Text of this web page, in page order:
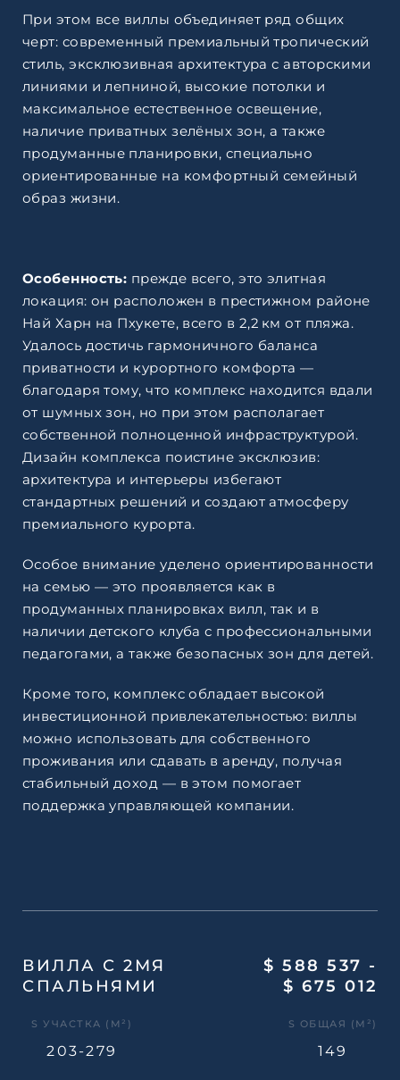
При этом все виллы объединяет ряд общих
черт: современный премиальный тропический
стиль, эксклюзивная архитектура с авторскими
линиями и лепниной, высокие потолки и
максимальное естественное освещение,
наличие приватных зелёных зон, а также
продуманные планировки, специально
ориентированные на комфортный семейный
образ жизни.
Особенность: прежде всего, это элитная
локация: он расположен в престижном районе
Най Харн на Пхукете, всего в 2,2 км от пляжа.
Удалось достичь гармоничного баланса
приватности и курортного комфорта —
благодаря тому, что комплекс находится вдали
от шумных зон, но при этом располагает
собственной полноценной инфраструктурой.
Дизайн комплекса поистине эксклюзив:
архитектура и интерьеры избегают
стандартных решений и создают атмосферу
премиального курорта.
Особое внимание уделено ориентированности
на семью — это проявляется как в
продуманных планировках вилл, так и в
наличии детского клуба с профессиональными
педагогами, а также безопасных зон для детей.
Кроме того, комплекс обладает высокой
инвестиционной привлекательностью: виллы
можно использовать для собственного
проживания или сдавать в аренду, получая
стабильный доход — в этом помогает
поддержка управляющей компании.
ВИЛЛА С 2МЯ
СПАЛЬНЯМИ
S УЧАСТКА (М²)
203-279
S ОБЩАЯ (М²)
149
$ 588 537 -
$ 675 012